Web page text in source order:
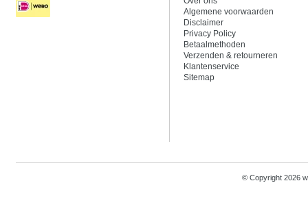
Algemene voorwaarden
Disclaimer
Privacy Policy
Betaalmethoden
Verzenden & retourneren
Klantenservice
Sitemap
© Copyright 2026